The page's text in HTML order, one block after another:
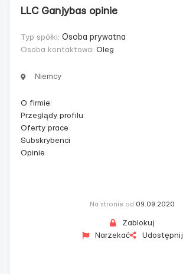
LLC Ganjybas opinie
Typ spółki: Osoba prywatna
Osoba kontaktowa: Oleg
Niemcy
O firmie:
Przeglądy profilu
Oferty prace
Subskrybenci
Opinie
Na stronie od 09.09.2020
Zablokuj
Narzekać
Udostępnij